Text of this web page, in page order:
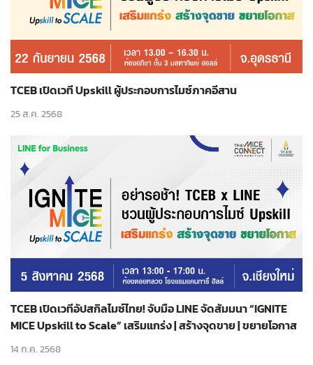
TCEB เปิดเวที Upskill ผู้ประกอบการไมซ์ภาคอีสาน
25 ส.ค. 2568
TCEB เปิดเวทีอัปสกิลไมซ์ไทย! จับมือ LINE จัดสัมมนา “IGNITE
MICE Upskill to Scale” เสริมแกร่ง | สร้างจุดขาย | ขยายโอกาส
14 ก.ค. 2568